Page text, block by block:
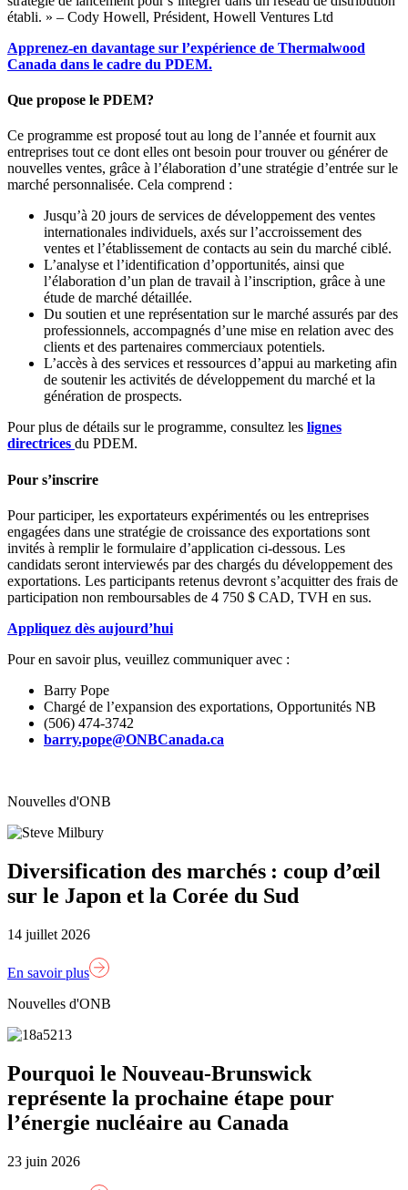
établi. » – Cody Howell, Président, Howell Ventures Ltd
Apprenez-en davantage sur l’expérience de Thermalwood
Canada dans le cadre du PDEM.
Que propose le PDEM?
Ce programme est proposé tout au long de l’année et fournit aux
entreprises tout ce dont elles ont besoin pour trouver ou générer de
nouvelles ventes, grâce à l’élaboration d’une stratégie d’entrée sur le
marché personnalisée. Cela comprend :
Jusqu’à 20 jours de services de développement des ventes
internationales individuels, axés sur l’accroissement des
ventes et l’établissement de contacts au sein du marché ciblé.
L’analyse et l’identification d’opportunités, ainsi que
l’élaboration d’un plan de travail à l’inscription, grâce à une
étude de marché détaillée.
Du soutien et une représentation sur le marché assurés par des
professionnels, accompagnés d’une mise en relation avec des
clients et des partenaires commerciaux potentiels.
L’accès à des services et ressources d’appui au marketing afin
de soutenir les activités de développement du marché et la
génération de prospects.
Pour plus de détails sur le programme, consultez les lignes
directrices du PDEM.
Pour s’inscrire
Pour participer, les exportateurs expérimentés ou les entreprises
engagées dans une stratégie de croissance des exportations sont
invités à remplir le formulaire d’application ci-dessous. Les
candidats seront interviewés par des chargés du développement des
exportations. Les participants retenus devront s’acquitter des frais de
participation non remboursables de 4 750 $ CAD, TVH en sus.
Appliquez dès aujourd’hui
Pour en savoir plus, veuillez communiquer avec :
Barry Pope
Chargé de l’expansion des exportations, Opportunités NB
(506) 474-3742
barry.pope@ONBCanada.ca
Nouvelles d'ONB
Diversification des marchés : coup d’œil
sur le Japon et la Corée du Sud
14 juillet 2026
En savoir plus
Nouvelles d'ONB
Pourquoi le Nouveau-Brunswick
représente la prochaine étape pour
l’énergie nucléaire au Canada
23 juin 2026